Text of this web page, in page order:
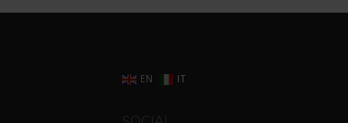
EN IT